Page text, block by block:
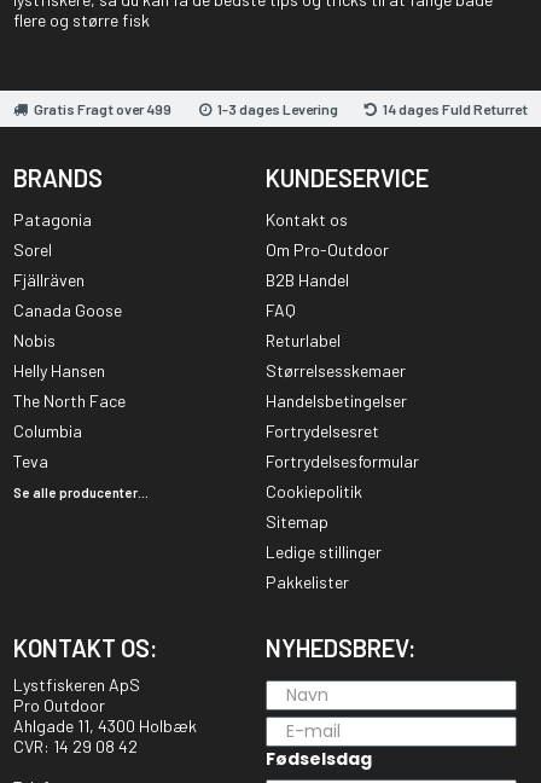
flere og større fisk
Gratis Fragt over 499 1-3 dages Levering 14 dages Fuld Returret
BRANDS
Patagonia
Sorel
Fjällräven
Canada Goose
Nobis
Helly Hansen
The North Face
Columbia
Teva
Se alle producenter...
KUNDESERVICE
Kontakt os
Om Pro-Outdoor
B2B Handel
FAQ
Returlabel
Størrelsesskemaer
Handelsbetingelser
Fortrydelsesret
Fortrydelsesformular
Cookiepolitik
Sitemap
Ledige stillinger
Pakkelister
KONTAKT OS:
Lystfiskeren ApS
Pro Outdoor
Ahlgade 11, 4300 Holbæk
CVR: 14 29 08 42
NYHEDSBREV:
Fødselsdag